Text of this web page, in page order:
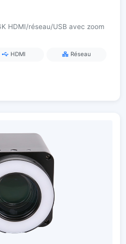
HDMI/réseau/USB avec zoom
HDMI Réseau